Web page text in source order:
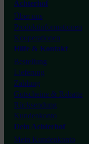
Achterhof
Über uns
Produktinformationen
Kooperationen
Hilfe & Kontakt
Bestellung
Lieferung
Zahlung
Gutscheine & Rabatte
Rücksendung
Kundenkonto
Dein Achterhof
Mein Kundenkonto